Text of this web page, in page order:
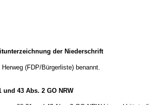
der Niederschrift
(FDP/Bürgerliste) benannt.
43 Abs. 2 GO NRW